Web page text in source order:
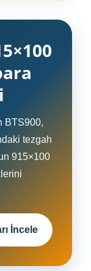
BTS900,
tezgah
915×100
İncele